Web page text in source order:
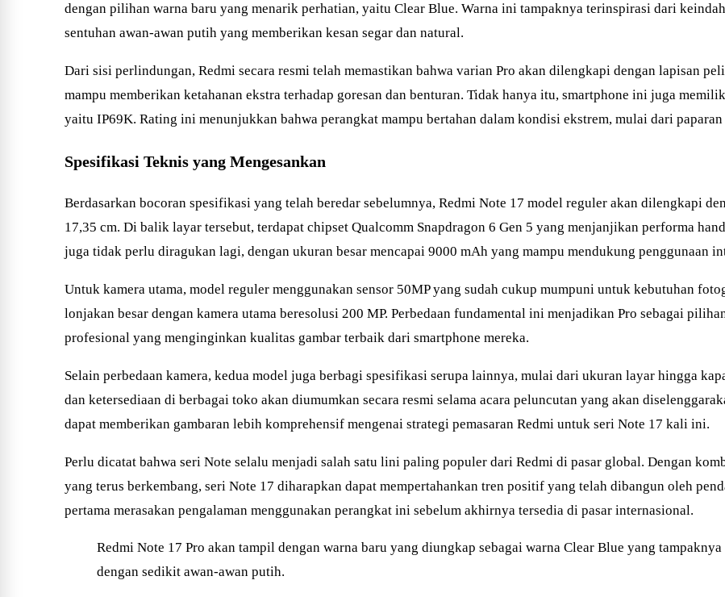
dengan pilihan warna baru yang menarik perhatian, yaitu Clear Blue. Warna ini tampaknya terinspirasi dari
sentuhan awan-awan putih yang memberikan kesan segar dan natural.
Dari sisi perlindungan, Redmi secara resmi telah memastikan bahwa varian Pro akan dilengkapi dengan lapisan
mampu memberikan ketahanan ekstra terhadap goresan dan benturan. Tidak hanya itu, smartphone ini juga
yaitu IP69K. Rating ini menunjukkan bahwa perangkat mampu bertahan dalam kondisi ekstrem, mulai dari
Spesifikasi Teknis yang Mengesankan
Berdasarkan bocoran spesifikasi yang telah beredar sebelumnya, Redmi Note 17 model reguler akan dilengkapi
17,35 cm. Di balik layar tersebut, terdapat chipset Qualcomm Snapdragon 6 Gen 5 yang menjanjikan performa
juga tidak perlu diragukan lagi, dengan ukuran besar mencapai 9000 mAh yang mampu mendukung penggunaan
Untuk kamera utama, model reguler menggunakan sensor 50MP yang sudah cukup mumpuni untuk kebutuhan
lonjakan besar dengan kamera utama beresolusi 200 MP. Perbedaan fundamental ini menjadikan Pro sebagai
profesional yang menginginkan kualitas gambar terbaik dari smartphone mereka.
Selain perbedaan kamera, kedua model juga berbagi spesifikasi serupa lainnya, mulai dari ukuran layar hingga
dan ketersediaan di berbagai toko akan diumumkan secara resmi selama acara peluncutan yang akan
dapat memberikan gambaran lebih komprehensif mengenai strategi pemasaran Redmi untuk seri Note 17 kali ini.
Perlu dicatat bahwa seri Note selalu menjadi salah satu lini paling populer dari Redmi di pasar global. Dengan
yang terus berkembang, seri Note 17 diharapkan dapat mempertahankan tren positif yang telah dibangun oleh
pertama merasakan pengalaman menggunakan perangkat ini sebelum akhirnya tersedia di pasar internasional.
Redmi Note 17 Pro akan tampil dengan warna baru yang diungkap sebagai warna Clear Blue yang
dengan sedikit awan-awan putih.